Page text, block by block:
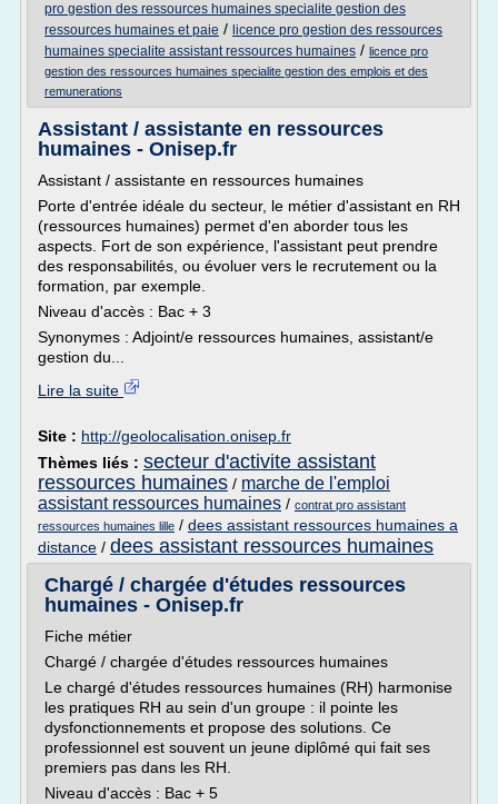
pro gestion des ressources humaines specialite gestion des
ressources humaines et paie / licence pro gestion des ressources
humaines specialite assistant ressources humaines / licence pro
gestion des ressources humaines specialite gestion des emplois et des
remunerations
Assistant / assistante en ressources
humaines - Onisep.fr
Assistant / assistante en ressources humaines
Porte d'entrée idéale du secteur, le métier d'assistant en RH
(ressources humaines) permet d'en aborder tous les
aspects. Fort de son expérience, l'assistant peut prendre
des responsabilités, ou évoluer vers le recrutement ou la
formation, par exemple.
Niveau d'accès : Bac + 3
Synonymes : Adjoint/e ressources humaines, assistant/e
gestion du...
Lire la suite
Site : http://geolocalisation.onisep.fr
Thèmes liés : secteur d'activite assistant
ressources humaines / marche de l'emploi
assistant ressources humaines / contrat pro assistant
ressources humaines lille / dees assistant ressources humaines a
distance / dees assistant ressources humaines
Chargé / chargée d'études ressources
humaines - Onisep.fr
Fiche métier
Chargé / chargée d'études ressources humaines
Le chargé d'études ressources humaines (RH) harmonise
les pratiques RH au sein d'un groupe : il pointe les
dysfonctionnements et propose des solutions. Ce
professionnel est souvent un jeune diplômé qui fait ses
premiers pas dans les RH.
Niveau d'accès : Bac + 5